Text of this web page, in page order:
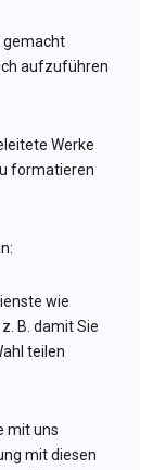
gemacht
aufzuführen
Werke
formatieren
wie
B. damit Sie
teilen
mit uns
mit diesen